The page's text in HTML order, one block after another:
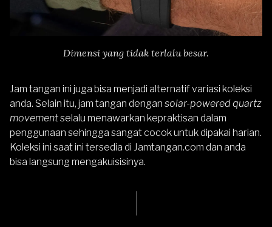
Dimensi yang tidak terlalu besar.
Jam tangan ini juga bisa menjadi alternatif variasi koleksi
anda. Selain itu, jam tangan dengan solar-powered quartz
movementselalu menawarkan kepraktisan dalam
penggunaan sehingga sangat cocok untuk dipakai harian.
Koleksi ini saat ini tersedia di Jamtangan.com dan anda
bisa langsung mengakuisisinya.